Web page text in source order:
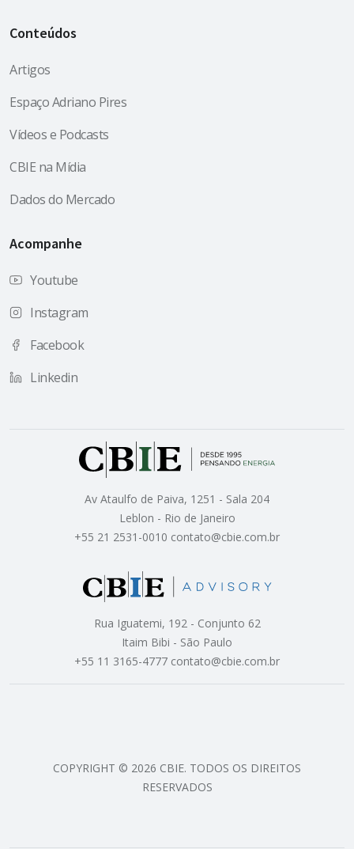
Conteúdos
Artigos
Espaço Adriano Pires
Vídeos e Podcasts
CBIE na Mídia
Dados do Mercado
Acompanhe
Youtube
Instagram
Facebook
Linkedin
Av Ataulfo de Paiva, 1251 - Sala 204
Leblon - Rio de Janeiro
+55 21 2531-0010 contato@cbie.com.br
Rua Iguatemi, 192 - Conjunto 62
Itaim Bibi - São Paulo
+55 11 3165-4777 contato@cbie.com.br
COPYRIGHT © 2026 CBIE. TODOS OS DIREITOS
RESERVADOS